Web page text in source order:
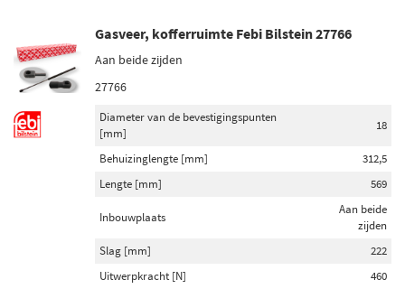
Gasveer, kofferruimte Febi Bilstein 27766
Aan beide zijden
27766
Diameter van de bevestigingspunten
[mm]
18
Behuizinglengte [mm]
312,5
Lengte [mm]
569
Inbouwplaats
Aan beide
zijden
Slag [mm]
222
Uitwerpkracht [N]
460